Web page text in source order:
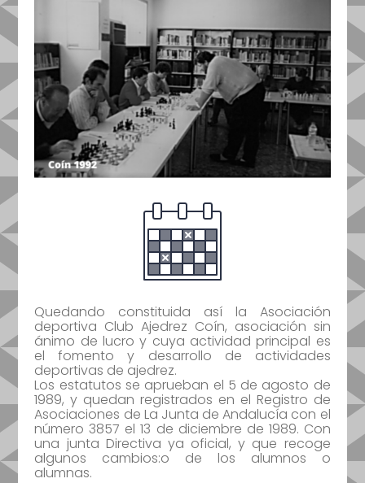
Quedando constituida así la Asociación
deportiva Club Ajedrez Coín, asociación sin
ánimo de lucro y cuya actividad principal es
el fomento y desarrollo de actividades
deportivas de ajedrez.
Los estatutos se aprueban el 5 de agosto de
1989, y quedan registrados en el Registro de
Asociaciones de La Junta de Andalucía con el
número 3857 el 13 de diciembre de 1989. Con
una junta Directiva ya oficial, y que recoge
algunos cambios:o de los alumnos o
alumnas.